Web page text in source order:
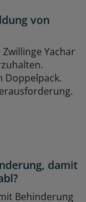
von
Yachar
Doppelpack.
damit
Behinderung